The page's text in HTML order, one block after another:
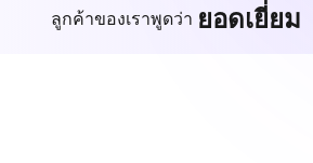
ลูกค้าของเราพูดว่า ยอดเยี่ยม